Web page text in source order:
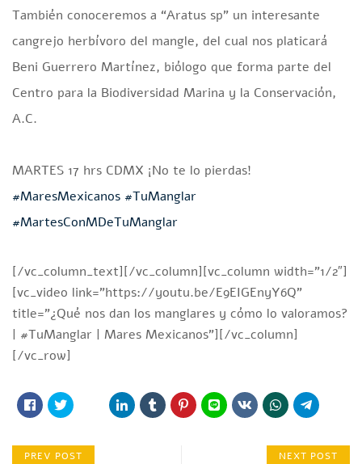
También conoceremos a “Aratus sp” un interesante
cangrejo herbívoro del mangle, del cual nos platicará
Beni Guerrero Martínez, biólogo que forma parte del
Centro para la Biodiversidad Marina y la Conservación,
A.C.
MARTES 17 hrs CDMX ¡No te lo pierdas!
#MaresMexicanos #TuManglar
#MartesConMDeTuManglar
[/vc_column_text][/vc_column][vc_column width=”1/2″]
[vc_video link=”https://youtu.be/E9EIGEnyY6Q”
title=”¿Qué nos dan los manglares y cómo lo valoramos?
| #TuManglar | Mares Mexicanos”][/vc_column]
[/vc_row]
PREV POST NEXT POST